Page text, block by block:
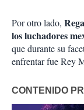
Por otro lado,
los luchadores
que durante su
enfrentar fue Rey